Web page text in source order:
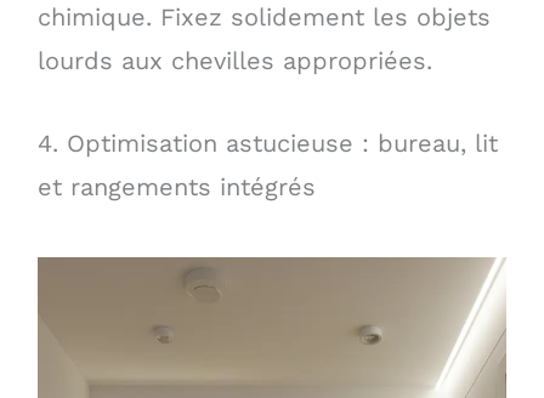
chimique. Fixez solidement les objets
lourds aux chevilles appropriées.
4. Optimisation astucieuse : bureau, lit
et rangements intégrés